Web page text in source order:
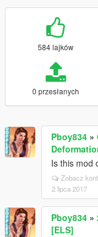
584 lajków
0 przesłanych
Pboy834 »
Is this mod
Zobacz
2 lipca 2017
Pboy834 »
[ELS]